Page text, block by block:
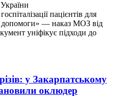
пацієнтів для
допомоги» — наказ МОЗ від
уніфікує підходи до
у Закарпатському
оклюдер